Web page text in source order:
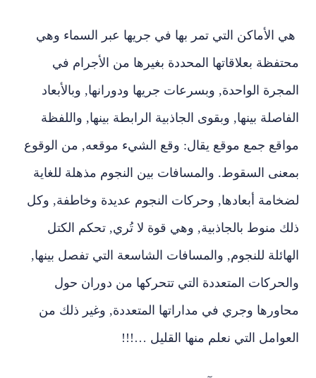
هي الأماكن التي تمر بها في جريها عبر السماء وهي
محتفظة بعلاقاتها المحددة بغيرها من الأجرام في
المجرة الواحدة‏,‏ وبسرعات جريها ودورانها‏,‏ وبالأبعاد
الفاصلة بينها‏,‏ وبقوى الجاذبية الرابطة بينها‏,‏ واللفظة
مواقع جمع موقع يقال‏:‏ وقع الشيء موقعه‏,‏ من الوقوع
بمعنى السقوط‏.‏ والمسافات بين النجوم مذهلة للغاية
لضخامة أبعادها‏,‏ وحركات النجوم عديدة وخاطفة‏,‏ وكل
ذلك منوط بالجاذبية‏,‏ وهي قوة لا تُري‏,‏ تحكم الكتل
الهائلة للنجوم‏,‏ والمسافات الشاسعة التي تفصل بينها‏,‏
والحركات المتعددة التي تتحركها من دوران حول
محاورها وجري في مداراتها المتعددة‏,‏ وغير ذلك من
العوامل التي نعلم منها القليل …!!!